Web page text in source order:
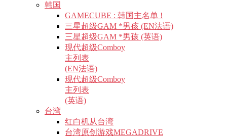
韩国
GAMECUBE : 韩国主名单 !
三星超级GAM *男孩 (EN法语)
三星超级GAM *男孩 (英语)
现代超级Comboy
主列表
(EN法语)
现代超级Comboy
主列表
(英语)
台湾
红白机从台湾
台湾原创游戏MEGADRIVE